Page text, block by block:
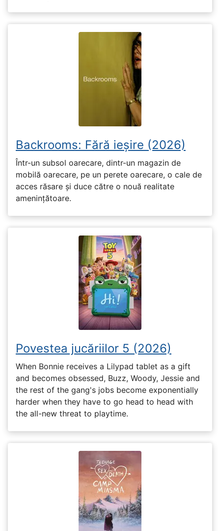
Backrooms: Fără ieșire (2026)
Într-un subsol oarecare, dintr-un magazin de
mobilă oarecare, pe un perete oarecare, o cale de
acces răsare și duce către o nouă realitate
amenințătoare.
Povestea jucăriilor 5 (2026)
When Bonnie receives a Lilypad tablet as a gift
and becomes obsessed, Buzz, Woody, Jessie and
the rest of the gang's jobs become exponentially
harder when they have to go head to head with
the all-new threat to playtime.